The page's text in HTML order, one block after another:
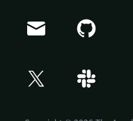
Doris Summit 26